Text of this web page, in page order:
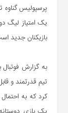
پرسپولیس گناوه
یک امتیاز لیگ
بازیکنان جدید
به گزارش
تیم قدرتمند و
کرد که به